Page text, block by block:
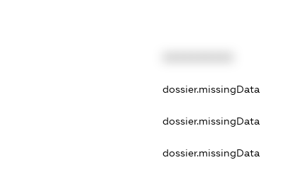
dossier.missingData
dossier.missingData
dossier.missingData